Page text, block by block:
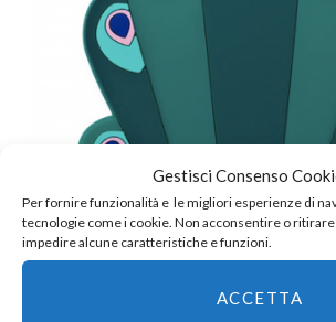
Gestisci Consenso
Per fornire funzionalità e le migliori esperienze di
tecnologie come i cookie. Non acconsentire o
impedire alcune caratteristiche e funzioni.
ACCETTA